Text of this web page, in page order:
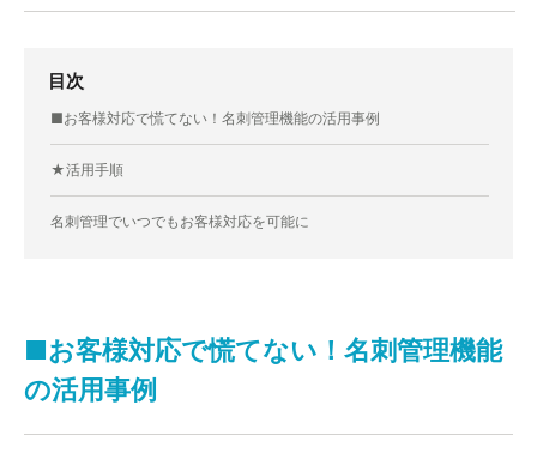
目次
■お客様対応で慌てない！名刺管理機能の活用事例
★活用手順
名刺管理でいつでもお客様対応を可能に
■お客様対応で慌てない！名刺管理機能
の活用事例